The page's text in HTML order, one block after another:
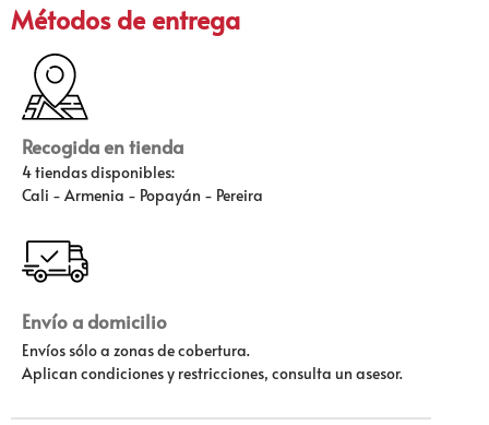
Métodos de entrega
Recogida en tienda
4 tiendas disponibles:
Cali - Armenia - Popayán - Pereira
Envío a domicilio
Envíos sólo a zonas de cobertura.
Aplican condiciones y restricciones, consulta un asesor.